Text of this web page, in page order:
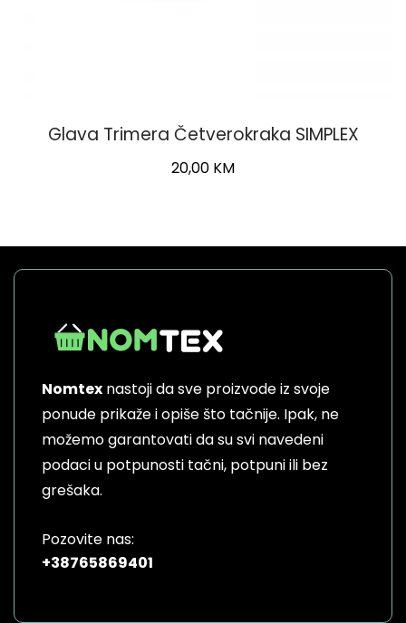
Glava Trimera Četverokraka SIMPLEX
20,00 KM
Nomtex nastoji da sve proizvode iz svoje
ponude prikaže i opiše što tačnije. Ipak, ne
možemo garantovati da su svi navedeni
podaci u potpunosti tačni, potpuni ili bez
grešaka.
Pozovite nas:
+38765869401